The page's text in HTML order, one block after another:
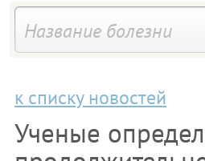
к списку новостей
Ученые